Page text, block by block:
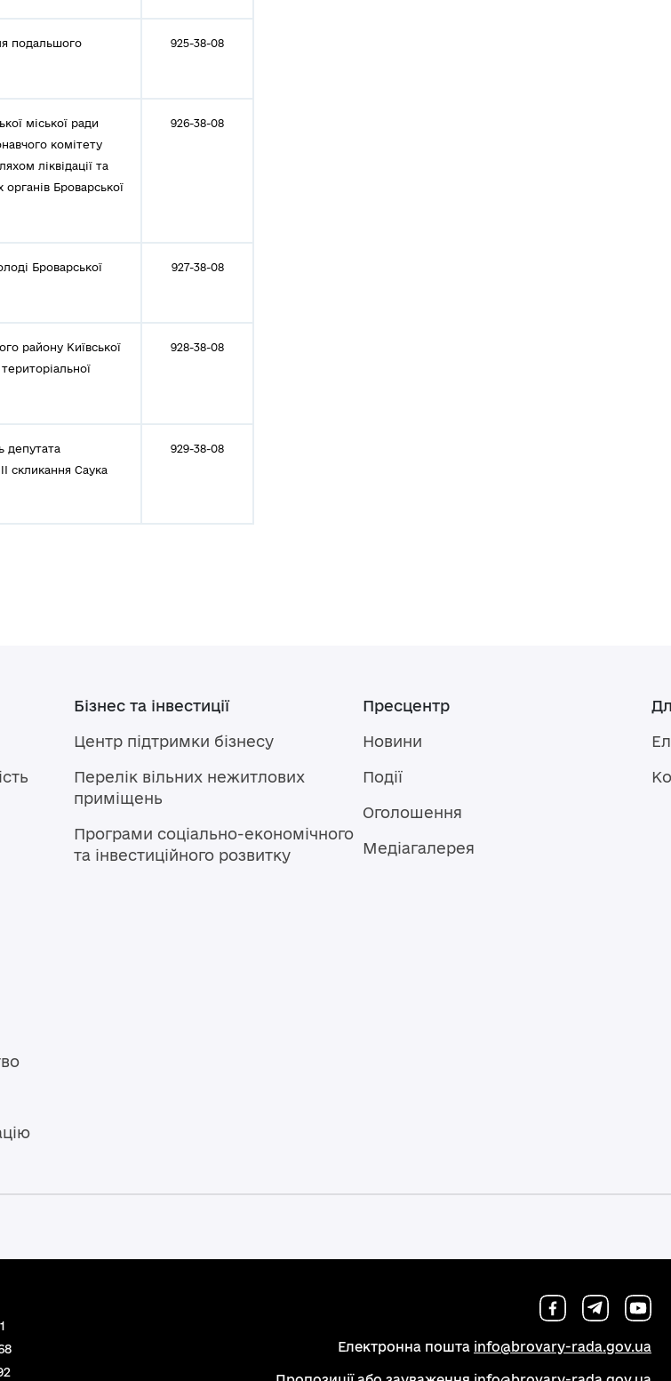
подальшого
925-38-08
міської ради
комітету
ліквідації та
органів Броварської
926-38-08
Броварської
927-38-08
району Київської
928-38-08
депутата
скликання Саука
929-38-08
Бізнес та інвестиції
Центр підтримки бізнесу
Перелік вільних нежитлових
приміщень
Програми соціально-економічного
та інвестиційного розвитку
Пресцентр
Новини
Події
Оголошення
Медіагалерея
Електронна пошта info@brovary-rada.gov.ua